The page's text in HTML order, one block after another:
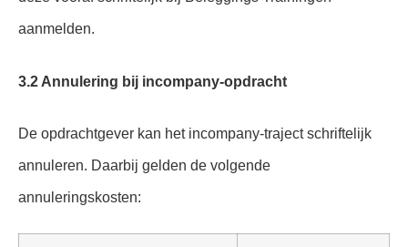
aanmelden.
3.2 Annulering bij incompany-opdracht
De opdrachtgever kan het incompany-traject schriftelijk
annuleren. Daarbij gelden de volgende
annuleringskosten: